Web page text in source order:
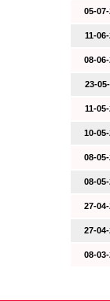
05-
11-
08-
23-
11-
10-
08-
08-
27-
27-
08-